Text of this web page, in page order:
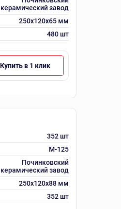
керамический завод
250х120х65 мм
480 шт
Купить в 1 клик
352 шт
M-125
Починковский
керамический завод
250х120х88 мм
352 шт